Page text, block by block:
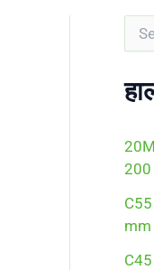
c
o
r200
mm